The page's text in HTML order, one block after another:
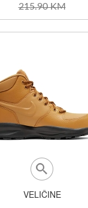
215.90 KM
VELIČINE